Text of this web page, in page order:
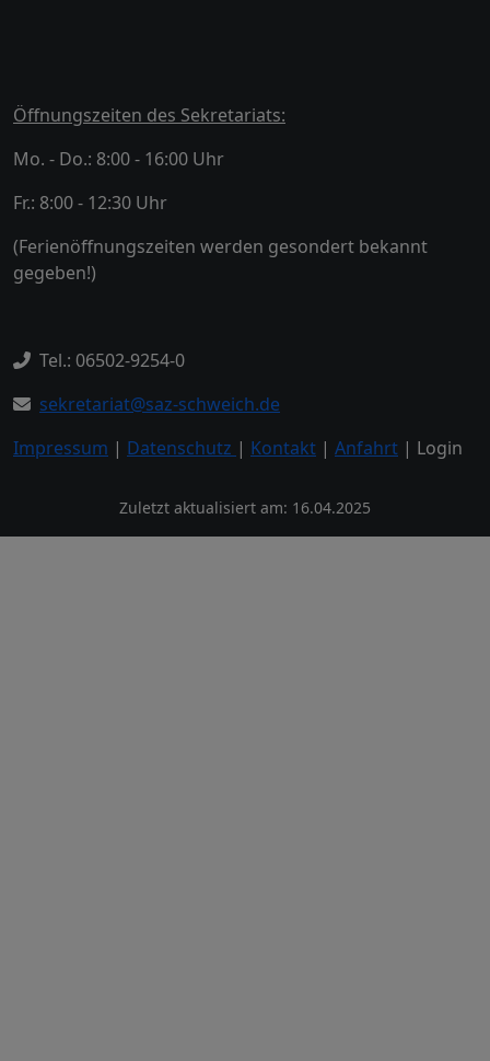
Öffnungszeiten des Sekretariats:
Mo. - Do.: 8:00 - 16:00 Uhr
Fr.: 8:00 - 12:30 Uhr
(Ferienöffnungszeiten werden gesondert bekannt
gegeben!)
Tel.: 06502-9254-0
sekretariat@saz-schweich.de
Impressum | Datenschutz | Kontakt | Anfahrt | Login
Zuletzt aktualisiert am: 16.04.2025